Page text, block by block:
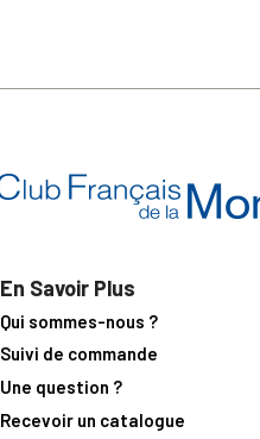
En Savoir Plus
Qui sommes-nous ?
Suivi de commande
Une question ?
Recevoir un catalogue